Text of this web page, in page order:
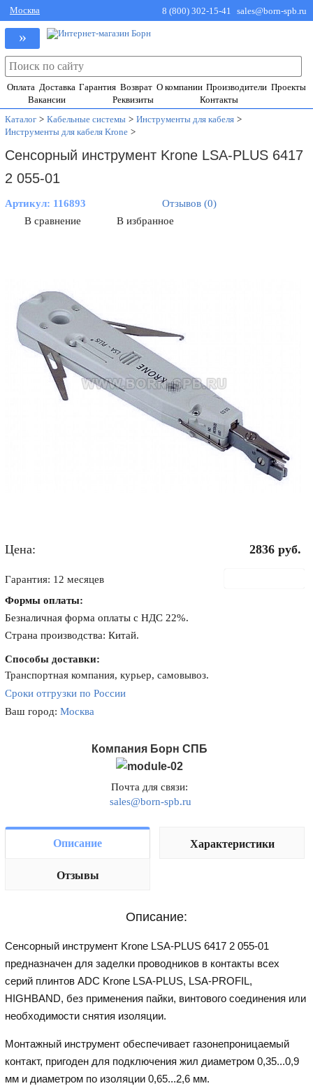
Москва 8 (800) 302-15-41 sales@born-spb.ru
»
Оплата Доставка Гарантия Возврат О компании Производители Проекты
Вакансии
Реквизиты
Контакты
Каталог > Кабельные системы > Инструменты для кабеля >
Инструменты для кабеля Krone >
Сенсорный инструмент Krone LSA-PLUS 6417
2 055-01
Артикул: 116893
Отзывов (0)
В сравнение
В избранное
Цена: 2836 руб.
Гарантия: 12 месяцев
Формы оплаты:
Безналичная форма оплаты с НДС 22%.
Страна производства: Китай.
Способы доставки:
Транспортная компания, курьер, самовывоз.
Сроки отгрузки по России
Ваш город:Москва
Компания Борн СПБ
Почта для связи:
sales@born-spb.ru
Описание Характеристики
Отзывы
Описание:
Сенсорный инструмент Krone LSA-PLUS 6417 2 055-01
предназначен для заделки проводников в контакты всех
серий плинтов ADC Krone LSA-PLUS, LSA-PROFIL,
HIGHBAND, без применения пайки, винтового соединения или
необходимости снятия изоляции.
Монтажный инструмент обеспечивает газонепроницаемый
контакт, пригоден для подключения жил диаметром 0,35...0,9
мм и диаметром по изоляции 0,65...2,6 мм.